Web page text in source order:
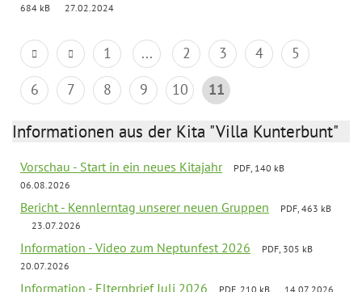
684 kB
27.02.2024
1 ... 2 3 4
5
6
7 8 9 10 11
Informationen aus der Kita "Villa Kunterbunt"
Vorschau - Start in ein neues Kitajahr
PDF, 140 kB
06.08.2026
Bericht - Kennlerntag unserer neuen Gruppen
PDF, 463 kB
23.07.2026
Information - Video zum Neptunfest 2026
PDF, 305 kB
20.07.2026
Information - Elternbrief Juli 2026 PDF, 210 kB 14.07.2026